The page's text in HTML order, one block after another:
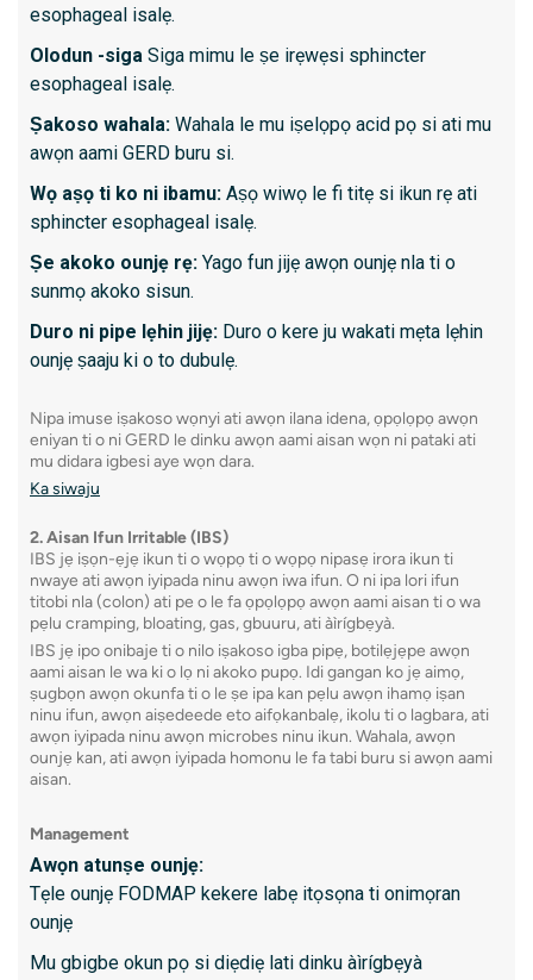
- gba
4.
- Ilana
- Iwaju
esophageal isalẹ.
Olodun -siga Siga mimu le ṣe irẹwẹsi sphincter
esophageal isalẹ.
Ṣakoso wahala: Wahala le mu iṣelọpọ acid pọ si ati mu
awọn aami GERD buru si.
Wọ aṣọ ti ko ni ibamu: Aṣọ wiwọ le fi titẹ si ikun rẹ ati
sphincter esophageal isalẹ.
Ṣe akoko ounjẹ rẹ: Yago fun jijẹ awọn ounjẹ nla ti o
sunmọ akoko sisun.
Duro ni pipe lẹhin jijẹ: Duro o kere ju wakati mẹta lẹhin
ounjẹ ṣaaju ki o to dubulẹ.
Nipa imuse iṣakoso wọnyi ati awọn ilana idena, ọpọlọpọ awọn
eniyan ti o ni GERD le dinku awọn aami aisan wọn ni pataki ati
mu didara igbesi aye wọn dara.
Ka siwaju
2. Aisan Ifun Irritable (IBS)
IBS jẹ iṣọn-ẹjẹ ikun ti o wọpọ ti o wọpọ nipasẹ irora ikun ti
nwaye ati awọn iyipada ninu awọn iwa ifun. O ni ipa lori ifun
titobi nla (colon) ati pe o le fa ọpọlọpọ awọn aami aisan ti o wa
pẹlu cramping, bloating, gas, gbuuru, ati àìrígbẹyà.
IBS jẹ ipo onibaje ti o nilo iṣakoso igba pipẹ, botilẹjẹpe awọn
aami aisan le wa ki o lọ ni akoko pupọ. Idi gangan ko jẹ aimọ,
ṣugbọn awọn okunfa ti o le ṣe ipa kan pẹlu awọn ihamọ iṣan
ninu ifun, awọn aiṣedeede eto aifọkanbalẹ, ikolu ti o lagbara, ati
awọn iyipada ninu awọn microbes ninu ikun. Wahala, awọn
ounjẹ kan, ati awọn iyipada homonu le fa tabi buru si awọn aami
aisan.
Management
Awọn atunṣe ounjẹ:
Tẹle ounjẹ FODMAP kekere labẹ itọsọna ti onimọran
ounjẹ
Mu gbigbe okun pọ si diẹdiẹ lati dinku àìrígbẹyà